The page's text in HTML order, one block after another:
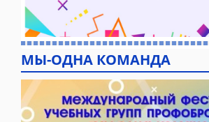
МЫ-ОДНА КОМАНДА